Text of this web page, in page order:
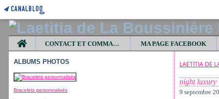
Home
CONTACT ET COMMANDES MA PAGE FACEBOOK
ALBUMS PHOTOS
Bracelets personnalisés
LAETITIA DE
night luxury
9 septembre